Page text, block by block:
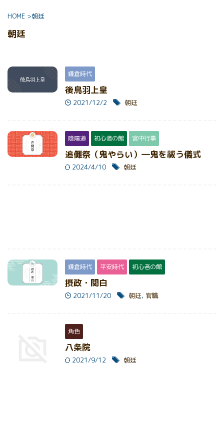
HOME >朝廷
朝廷
鎌倉時代
後鳥羽上皇
2021/12/2 朝廷
陰陽道 初心者の館 宮中行事
追儺祭（鬼やらい）―鬼を祓う儀式
2024/4/10 朝廷
鎌倉時代 平安時代 初心者の館
摂政・関白
2021/11/20 朝廷, 官職
角色
八条院
2021/9/12 朝廷